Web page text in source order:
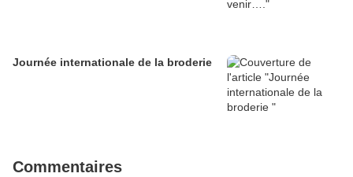
Journée internationale de la broderie
Commentaires